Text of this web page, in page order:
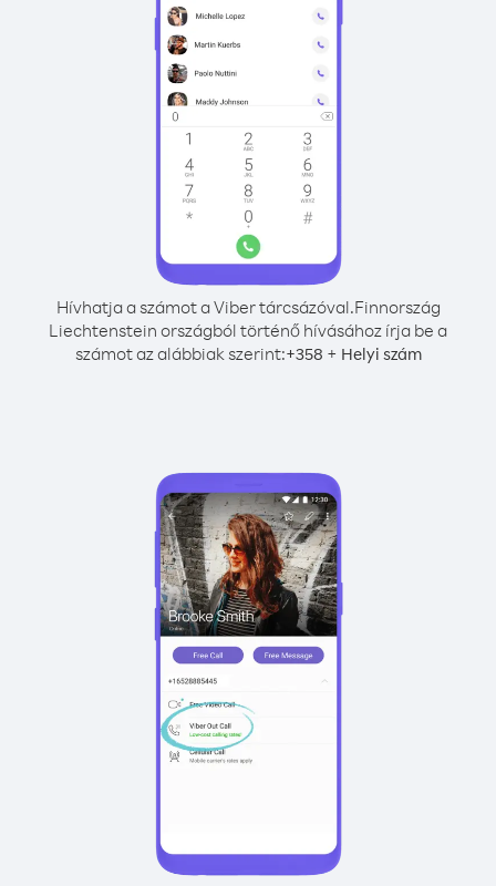
Hívhatja a számot a Viber tárcsázóval.Finnország
Liechtenstein országból történő hívásához írja be a
számot az alábbiak szerint:+358 + Helyi szám